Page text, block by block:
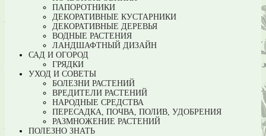
ПАПОРОТНИКИ
ДЕКОРАТИВНЫЕ КУСТАРНИКИ
ДЕКОРАТИВНЫЕ ДЕРЕВЬЯ
ВОДНЫЕ РАСТЕНИЯ
ЛАНДШАФТНЫЙ ДИЗАЙН
САД И ОГОРОД
ГРЯДКИ
УХОД И СОВЕТЫ
БОЛЕЗНИ РАСТЕНИЙ
ВРЕДИТЕЛИ РАСТЕНИЙ
НАРОДНЫЕ СРЕДСТВА
ПЕРЕСАДКА, ПОЧВА, ПОЛИВ, УДОБРЕНИЯ
РАЗМНОЖЕНИЕ РАСТЕНИЙ
ПОЛЕЗНО ЗНАТЬ